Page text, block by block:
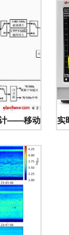
——移动通信网
实